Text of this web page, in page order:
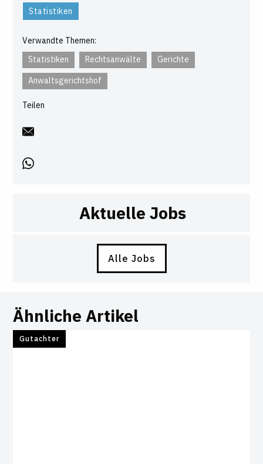
Statistiken
Verwandte Themen:
Statistiken
Rechtsanwälte
Gerichte
Anwaltsgerichtshof
Teilen
Aktuelle Jobs
Alle Jobs
Ähnliche Artikel
Gutachter